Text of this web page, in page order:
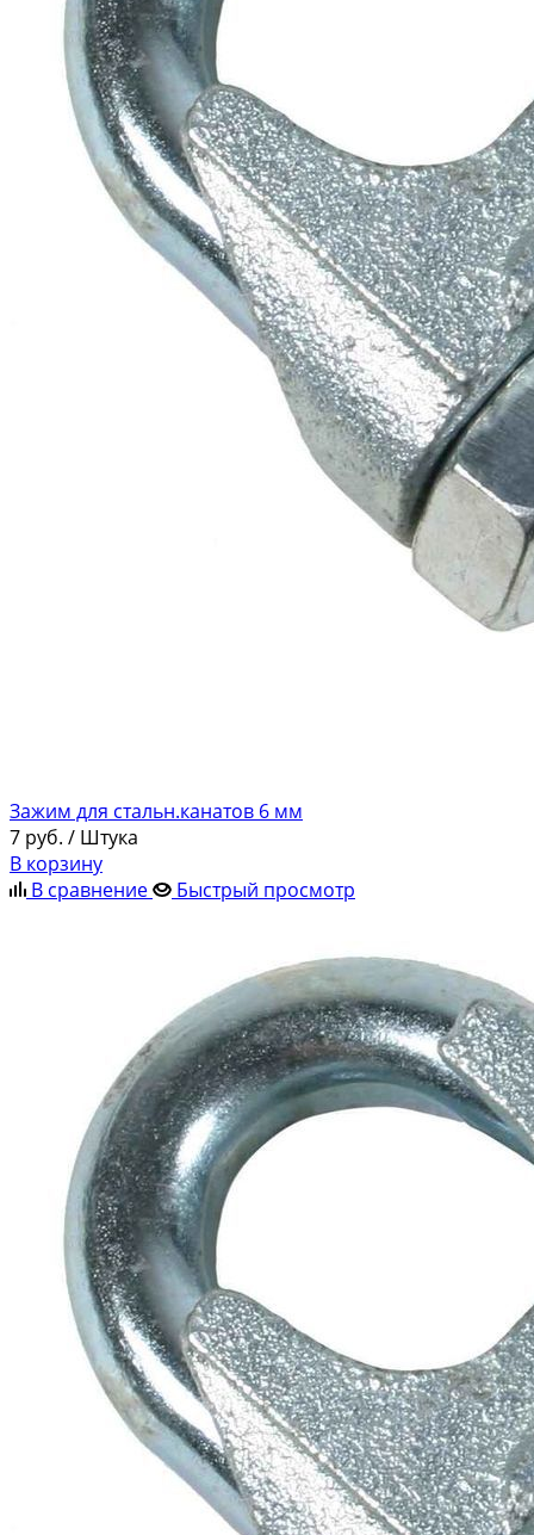
Зажим для стальн.канатов 6 мм
7 руб. / Штука
В корзину
В сравнение
Быстрый просмотр